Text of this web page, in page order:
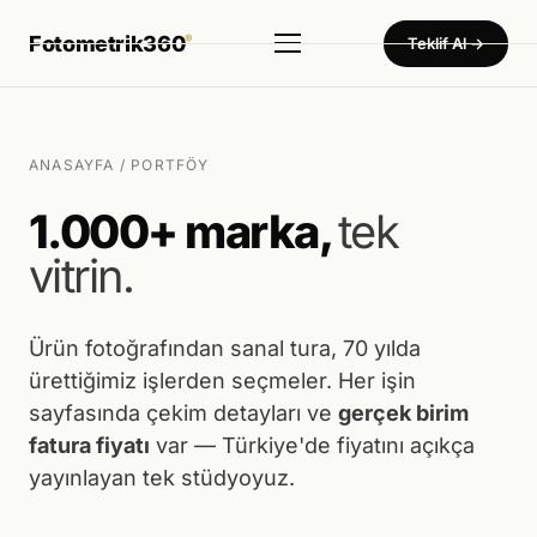
Fotometrik360®
Hizmetler
Ürün Fotoğraf Çekimi
360° Ürün Fotoğraf Çekimi
Tam küresel sistem — Türkiye'de tek
Otel · Fabrika · Showroom · Müze
Ürün Video Çekimi
Tanıtım · Reels · Drone
Tanıtım Filmi Çekimi
Fabrika · Showroom · Kurumsal film
Teklif Al →
ANASAYFA / PORTFÖY
1.000+ marka,tek
vitrin.
Ürün fotoğrafından sanal tura, 70 yılda
ürettiğimiz işlerden seçmeler. Her işin
sayfasında çekim detayları ve gerçek birim
fatura fiyatı var — Türkiye'de fiyatını açıkça
yayınlayan tek stüdyoyuz.